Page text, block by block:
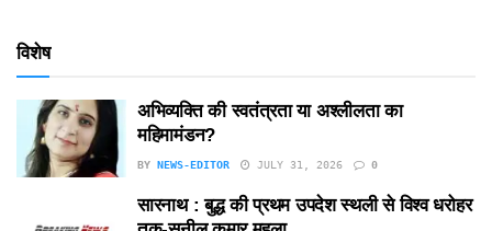
विशेष
अभिव्यक्ति की स्वतंत्रता या अश्लीलता का
महिमामंडन?
BY NEWS-EDITOR JULY 31, 2026 0
सारनाथ : बुद्ध की प्रथम उपदेश स्थली से विश्व धरोहर